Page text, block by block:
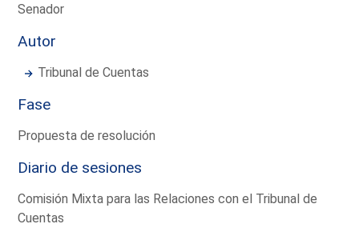
Senador
Autor
Tribunal de Cuentas
Fase
Propuesta de resolución
Diario de sesiones
Comisión Mixta para las Relaciones con el Tribunal de
Cuentas